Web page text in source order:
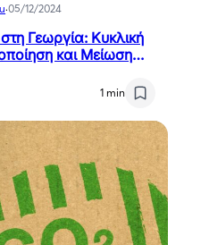
·05/12/2024
Γεωργία: Κυκλική
και Μείωση
1 min